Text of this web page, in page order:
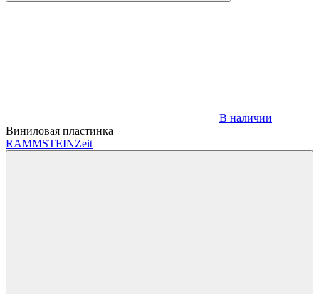
В наличии
Виниловая пластинка
RAMMSTEINZeit